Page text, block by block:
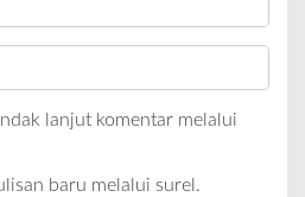
lanjut komentar melalui
baru melalui surel.